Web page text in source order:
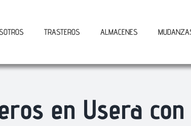
TRASTEROS ALMACENES
en Usera